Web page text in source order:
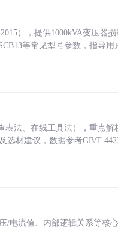
），提供1000kVA变压器
等常见型号参数，指导用
法、在线工具法），重点解
选材建议，数据参考GB/T
/电流值、内部逻辑关系等核